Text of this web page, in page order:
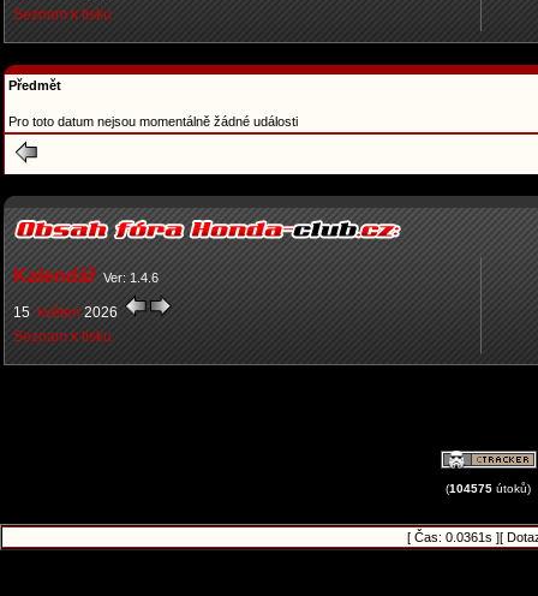
Seznam k tisku
Předmět
Pro toto datum nejsou momentálně žádné události
Kalendář Ver: 1.4.6
15 květen 2026
Seznam k tisku
(104575 útoků)
[ Čas: 0.0361s ][